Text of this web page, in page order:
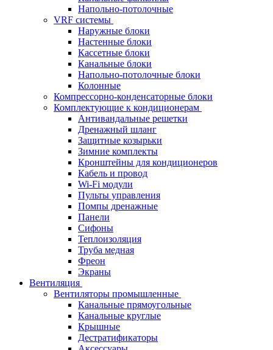
Напольно-потолочные
VRF системы
Наружные блоки
Настенные блоки
Кассетные блоки
Канальные блоки
Напольно-потолочные блоки
Колонные
Компрессорно-конденсаторные блоки
Комплектующие к кондиционерам
Антивандальные решетки
Дренажный шланг
Защитные козырьки
Зимние комплекты
Кронштейны для кондиционеров
Кабель и провод
Wi-Fi модули
Пульты управления
Помпы дренажные
Панели
Сифоны
Теплоизоляция
Труба медная
Фреон
Экраны
Вентиляция
Вентиляторы промышленные
Канальные прямоугольные
Канальные круглые
Крышные
Дестратификаторы